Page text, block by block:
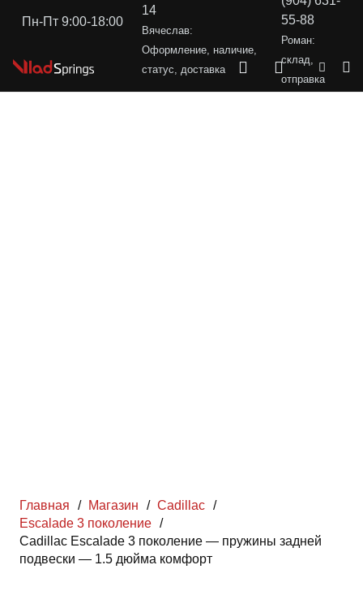
Пн-Пт 9:00-18:00
14
Вячеслав:
Оформление, наличие,
статус, доставка
55-88
Роман:
склад,
отправка
Главная / Магазин / Cadillac /
Escalade 3 поколение /
Cadillac Escalade 3 поколение — пружины задней
подвески — 1.5 дюйма комфорт